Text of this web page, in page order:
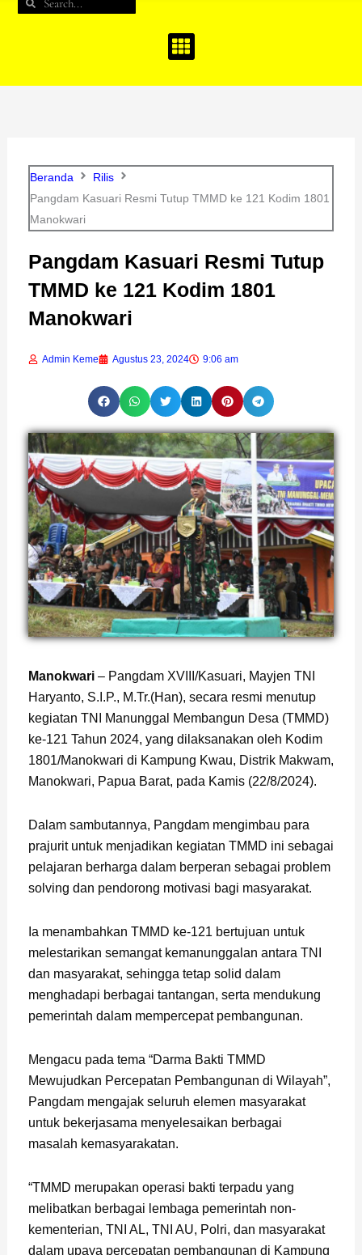
Beranda
Rilis
Pangdam Kasuari Resmi Tutup TMMD ke 121 Kodim 1801
Manokwari
Pangdam Kasuari Resmi Tutup
TMMD ke 121 Kodim 1801
Manokwari
Admin Keme Agustus 23, 2024 9:06 am
Manokwari– Pangdam XVIII/Kasuari, Mayjen TNI
Haryanto, S.I.P., M.Tr.(Han), secara resmi menutup
kegiatan TNI Manunggal Membangun Desa (TMMD)
ke-121 Tahun 2024, yang dilaksanakan oleh Kodim
1801/Manokwari di Kampung Kwau, Distrik Makwam,
Manokwari, Papua Barat, pada Kamis (22/8/2024).
Dalam sambutannya, Pangdam mengimbau para
prajurit untuk menjadikan kegiatan TMMD ini sebagai
pelajaran berharga dalam berperan sebagai problem
solving dan pendorong motivasi bagi masyarakat.
Ia menambahkan TMMD ke-121 bertujuan untuk
melestarikan semangat kemanunggalan antara TNI
dan masyarakat, sehingga tetap solid dalam
menghadapi berbagai tantangan, serta mendukung
pemerintah dalam mempercepat pembangunan.
Mengacu pada tema “Darma Bakti TMMD
Mewujudkan Percepatan Pembangunan di Wilayah”,
Pangdam mengajak seluruh elemen masyarakat
untuk bekerjasama menyelesaikan berbagai
masalah kemasyarakatan.
“TMMD merupakan operasi bakti terpadu yang
melibatkan berbagai lembaga pemerintah non-
kementerian, TNI AL, TNI AU, Polri, dan masyarakat
dalam upaya percepatan pembangunan di Kampung
Page
, Page
, Page